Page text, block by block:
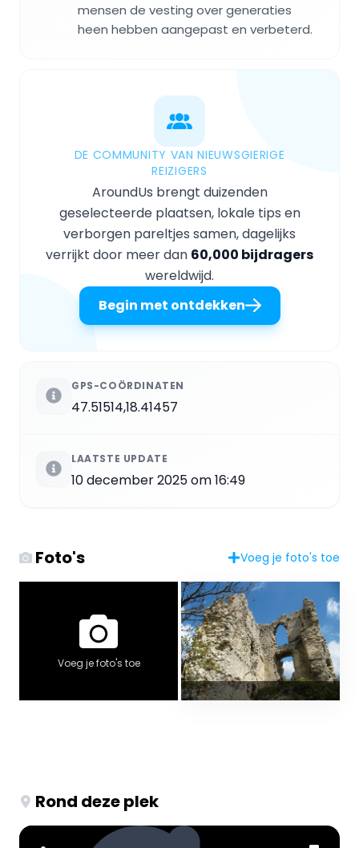
mensen de vesting over generaties
heen hebben aangepast en verbeterd.
DE COMMUNITY VAN NIEUWSGIERIGE
REIZIGERS
AroundUs brengt duizenden
geselecteerde plaatsen, lokale tips en
verborgen pareltjes samen, dagelijks
verrijkt door meer dan 60,000 bijdragers
wereldwijd.
Begin met ontdekken
GPS-COÖRDINATEN
47.51514,18.41457
LAATSTE UPDATE
10 december 2025 om 16:49
Foto's Voeg je foto's toe
Voeg je foto's toe
Rond deze plek